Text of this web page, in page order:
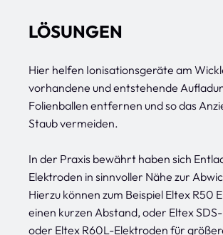
LÖSUNGEN
Hier helfen Ionisationsgeräte am
vorhandene und entstehende
Folienballen entfernen und so das
Staub vermeiden.
In der Praxis bewährt haben sich
Elektroden in sinnvoller Nähe zur
Hierzu können zum Beispiel Eltex R50
einen kurzen Abstand, oder Eltex
oder Eltex R60L-Elektroden für